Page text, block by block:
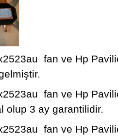
fan ve Hp
fan ve Hp
olup 3 ay garantilidir.
fan ve Hp